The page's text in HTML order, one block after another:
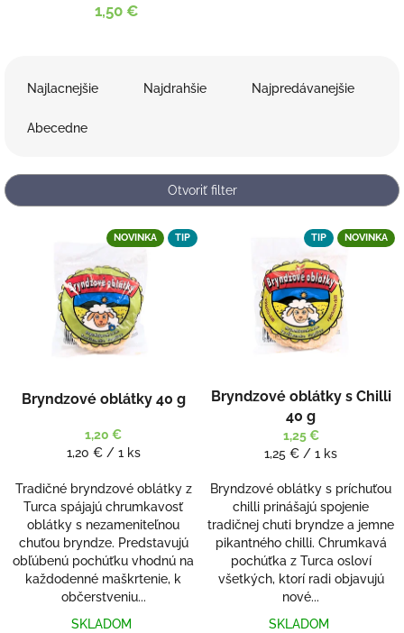
1,50 €
e
p
Najlacnejšie Najdrahšie Najpredávanejšie
Abecedne
Otvoriť filter
NOVINKA TIP
Bryndzové oblátky 40 g
1,20 €
Jednotková
1,20 € / 1 ks
Tradičné bryndzové oblátky z
Turca spájajú chrumkavosť
oblátky s nezameniteľnou
chuťou bryndze. Predstavujú
obľúbenú pochúťku vhodnú na
každodenné maškrtenie, k
občerstveniu...
SKLADOM
TIP NOVINKA
Bryndzové oblátky s Chilli
40 g
1,25 €
Jednotková
1,25 € / 1 ks
Bryndzové oblátky s príchuťou
chilli prinášajú spojenie
tradičnej chuti bryndze a jemne
pikantného chilli. Chrumkavá
pochúťka z Turca osloví
všetkých, ktorí radi objavujú
nové...
SKLADOM